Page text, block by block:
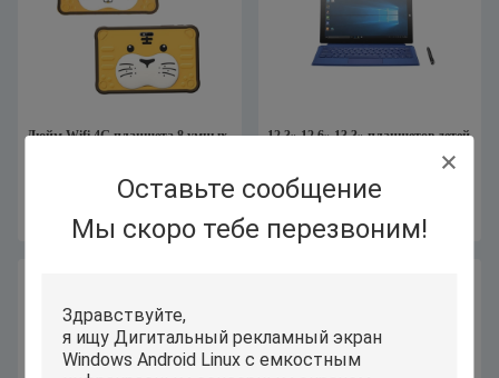
Оставьте сообщение
Мы скоро тебе перезвоним!
Дюйм Wifi 4G планшета 8 умных
воспитательный для детей
12,3» 12,6» 13,3» планшетов детей
воспитательных, умный ноутбук
2in1 Окна для класса